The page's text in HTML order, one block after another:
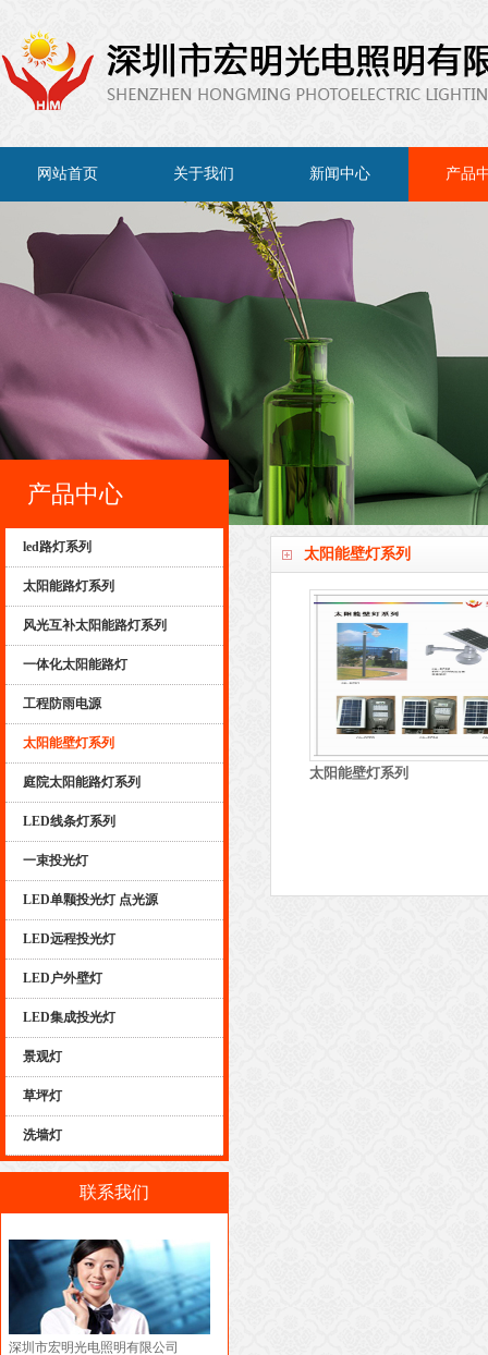
网站首页 关于我们 新闻中心 产品
太阳能壁灯系列
太阳能壁灯系列
产品中心
led路灯系列
太阳能路灯系列
风光互补太阳能路灯系列
一体化太阳能路灯
工程防雨电源
太阳能壁灯系列
庭院太阳能路灯系列
LED线条灯系列
一束投光灯
LED单颗投光灯 点光源
LED远程投光灯
LED户外壁灯
LED集成投光灯
景观灯
草坪灯
洗墙灯
联系我们
深圳市宏明光电照明有限公司